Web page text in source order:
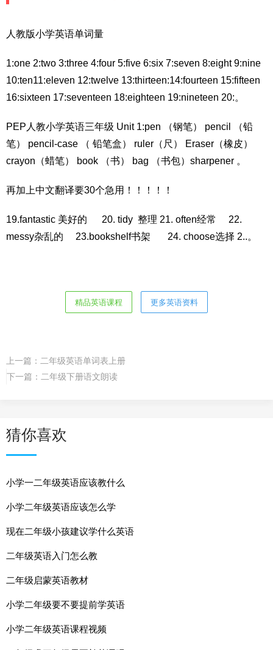
人教版小学英语单词量
1:one 2:two 3:three 4:four 5:five 6:six 7:seven 8:eight 9:nine
10:ten11:eleven 12:twelve 13:thirteen:14:fourteen 15:fifteen
16:sixteen 17:seventeen 18:eighteen 19:nineteen 20:。
PEP人教小学英语三年级 Unit 1:pen （钢笔） pencil （铅
笔） pencil-case （ 铅笔盒） ruler（尺） Eraser（橡皮）
crayon（蜡笔） book （书） bag （书包）sharpener 。
再加上中文翻译要30个急用！！！！！
19.fantastic 美好的 20. tidy 整理 21. often经常 22.
messy杂乱的 23.bookshelf书架 24. choose选择 2..。
精品英语课程 更多英语资料
上一篇： 二年级英语单词表上册
下一篇： 二年级下册语文朗读
猜你喜欢
小学一二年级英语应该教什么
小学二年级英语应该怎么学
现在二年级小孩建议学什么英语
二年级英语入门怎么教
二年级启蒙英语教材
小学二年级要不要提前学英语
小学二年级英语课程视频